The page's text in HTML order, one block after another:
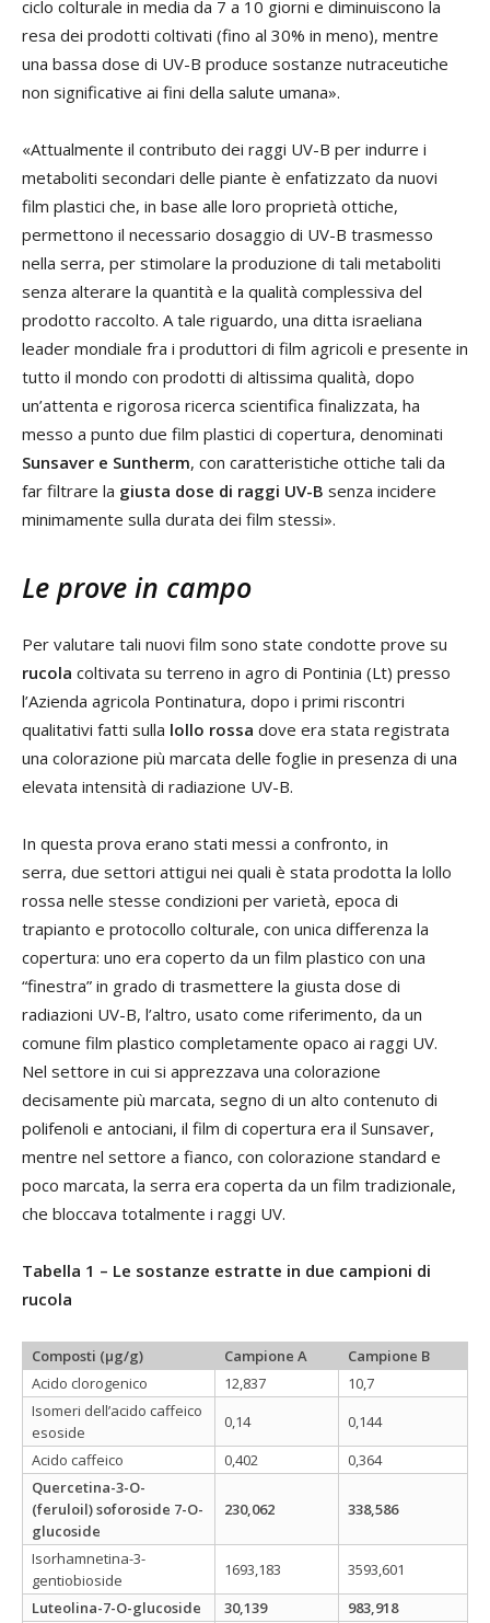
ciclo colturale in media da 7 a 10 giorni e diminuiscono la
resa dei prodotti coltivati (fino al 30% in meno), mentre
una bassa dose di UV-B produce sostanze nutraceutiche
non significative ai fini della salute umana».
«Attualmente il contributo dei raggi UV-B per indurre i
metaboliti secondari delle piante è enfatizzato da nuovi
film plastici che, in base alle loro proprietà ottiche,
permettono il necessario dosaggio di UV-B trasmesso
nella serra, per stimolare la produzione di tali metaboliti
senza alterare la quantità e la qualità complessiva del
prodotto raccolto. A tale riguardo, una ditta israeliana
leader mondiale fra i produttori di film agricoli e presente in
tutto il mondo con prodotti di altissima qualità, dopo
un’attenta e rigorosa ricerca scientifica finalizzata, ha
messo a punto due film plastici di copertura, denominati
Sunsaver e Suntherm, con caratteristiche ottiche tali da
far filtrare la giusta dose di raggi UV-B senza incidere
minimamente sulla durata dei film stessi».
Le prove in campo
Per valutare tali nuovi film sono state condotte prove su
rucola coltivata su terreno in agro di Pontinia (Lt) presso
l’Azienda agricola Pontinatura, dopo i primi riscontri
qualitativi fatti sulla lollo rossa dove era stata registrata
una colorazione più marcata delle foglie in presenza di una
elevata intensità di radiazione UV-B.
In questa prova erano stati messi a confronto, in
serra, due settori attigui nei quali è stata prodotta la lollo
rossa nelle stesse condizioni per varietà, epoca di
trapianto e protocollo colturale, con unica differenza la
copertura: uno era coperto da un film plastico con una
“finestra” in grado di trasmettere la giusta dose di
radiazioni UV-B, l’altro, usato come riferimento, da un
comune film plastico completamente opaco ai raggi UV.
Nel settore in cui si apprezzava una colorazione
decisamente più marcata, segno di un alto contenuto di
polifenoli e antociani, il film di copertura era il Sunsaver,
mentre nel settore a fianco, con colorazione standard e
poco marcata, la serra era coperta da un film tradizionale,
che bloccava totalmente i raggi UV.
Tabella 1 – Le sostanze estratte in due campioni di
rucola
Composti (µg/g) Campione A
Campione B
Acido clorogenico
12,837
10,7
Isomeri dell’acido caffeico
esoside
0,14
0,144
Acido caffeico
0,402
0,364
Quercetina-3-O-
(feruloil) soforoside 7-O-
glucoside
230,062 338,586
Isorhamnetina-3-
gentiobioside
1693,183
3593,601
Luteolina-7-O-glucoside
30,139
983,918